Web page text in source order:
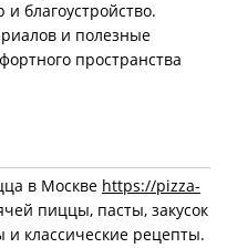
благоустройство.
и полезные
пространства
в Москве https://pizza-
пиццы, пасты, закусок
и классические рецепты.